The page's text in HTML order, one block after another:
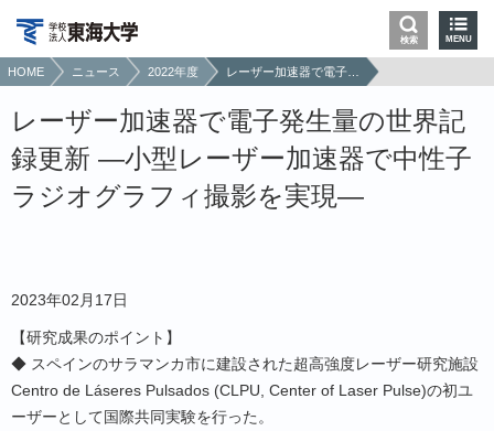
検索 MENU
HOME ニュース 2022年度
レーザー加速器で電子発生量の世界記
録更新 ―小型レーザー加速器で中性子
ラジオグラフィ撮影を実現―
2023年02月17日
【研究成果のポイント】
◆ スペインのサラマンカ市に建設された超高強度レーザー研究施設
Centro de Láseres Pulsados (CLPU, Center of Laser Pulse)の初ユ
ーザーとして国際共同実験を行った。